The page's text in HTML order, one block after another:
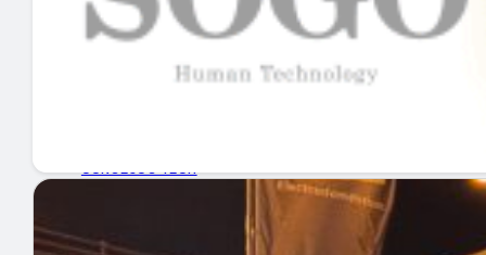
EMPRESAS
GUÍA DE COMPRA
MERCADOS Y TENDENCIAS